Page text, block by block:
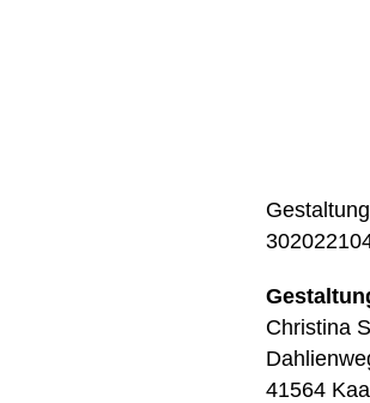
Christina
41564